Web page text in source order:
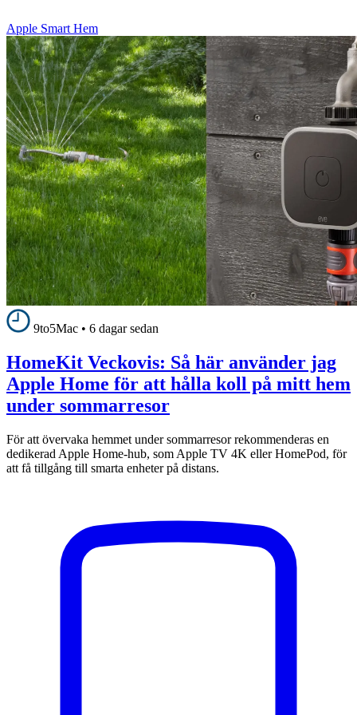
Apple Smart Hem
9to5Mac • 6 dagar sedan
HomeKit Veckovis: Så här använder jag
Apple Home för att hålla koll på mitt hem
under sommarresor
För att övervaka hemmet under sommarresor rekommenderas en
dedikerad Apple Home-hub, som Apple TV 4K eller HomePod, för
att få tillgång till smarta enheter på distans.